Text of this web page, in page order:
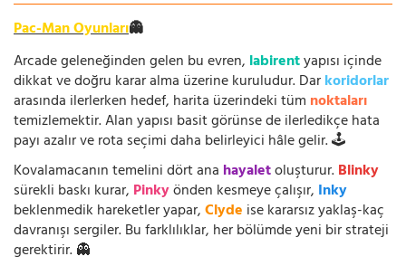
Pac-Man Oyunları👻
Arcade geleneğinden gelen bu evren, labirentyapısı içinde
dikkat ve doğru karar alma üzerine kuruludur. Darkoridorlar
arasında ilerlerken hedef, harita üzerindeki tüm noktaları
temizlemektir. Alan yapısı basit görünse de ilerledikçe hata
payı azalır ve rota seçimi daha belirleyici hâle gelir. 🕹️
Kovalamacanın temelini dört ana hayaletoluşturur.Blinky
sürekli baskı kurar, Pinkyönden kesmeye çalışır, Inky
beklenmedik hareketler yapar,Clyde ise kararsız yaklaş-kaç
davranışı sergiler. Bu farklılıklar, her bölümde yeni bir strateji
gerektirir. 👻